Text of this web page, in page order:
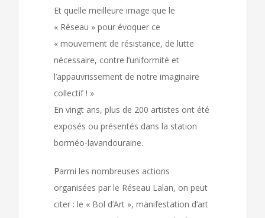
Et quelle meilleure image que le
« Réseau » pour évoquer ce
« mouvement de résistance, de lutte
nécessaire, contre l’uniformité et
l’appauvrissement de notre imaginaire
collectif ! »
En vingt ans, plus de 200 artistes ont été
exposés ou présentés dans la station
borméo-lavandouraine.
Parmi les nombreuses actions
organisées par le Réseau Lalan, on peut
citer : le « Bol d’Art », manifestation d’art